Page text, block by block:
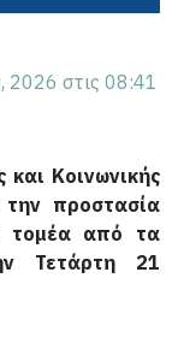
2026 στις 08:41
Κοινωνικής
προστασία
τομέα από τα
Τετάρτη 21